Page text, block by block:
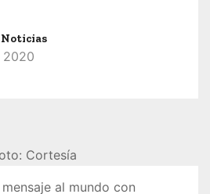
Noticias
2020
Cortesía
al mundo con